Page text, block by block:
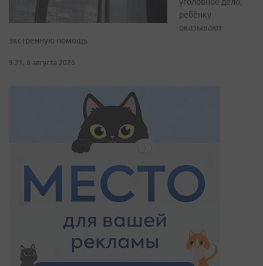
уголовное дело,
ребёнку
оказывают
экстренную помощь
9:21, 6 августа 2026